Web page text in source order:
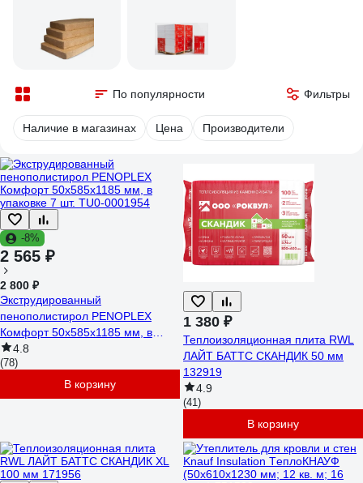
По популярности Фильтры
Наличие в магазинах Цена Производители
-8%
2 565 ₽
2 800 ₽
Экструдированный
пенополистирол PENOPLEX
Комфорт 50x585x1185 мм, в
упаковке 7 шт. TU0-0001954
4.8
(78)
В корзину
1 380 ₽
Теплоизоляционная плита RWL
ЛАЙТ БАТТС СКАНДИК 50 мм
132919
4.9
(41)
В корзину